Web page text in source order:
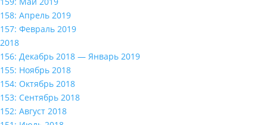
158: Апрель 2019
157: Февраль 2019
2018
156: Декабрь 2018 — Январь 2019
155: Ноябрь 2018
154: Октябрь 2018
153: Сентябрь 2018
152: Август 2018